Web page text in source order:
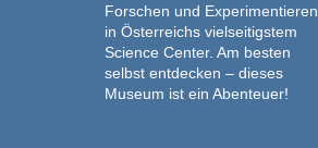
Forschen und Experimentieren
in Österreichs vielseitigstem
Science Center. Am besten
selbst entdecken – dieses
Museum ist ein Abenteuer!